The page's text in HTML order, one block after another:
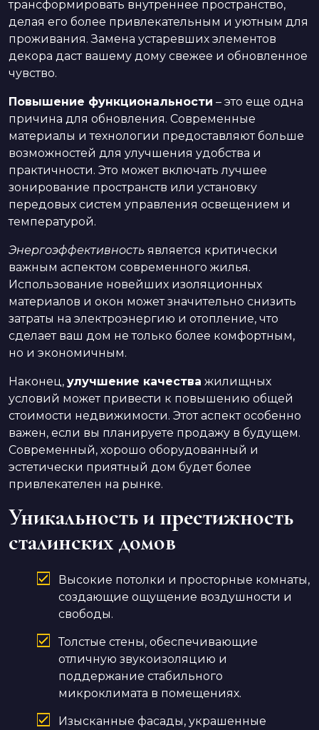
трансформировать внутреннее пространство,
делая его более привлекательным и уютным для
проживания. Замена устаревших элементов
декора даст вашему дому свежее и обновленное
чувство.
Повышение функциональности – это еще одна
причина для обновления. Современные
материалы и технологии предоставляют больше
возможностей для улучшения удобства и
практичности. Это может включать лучшее
зонирование пространств или установку
передовых систем управления освещением и
температурой.
Энергоэффективность является критически
важным аспектом современного жилья.
Использование новейших изоляционных
материалов и окон может значительно снизить
затраты на электроэнергию и отопление, что
сделает ваш дом не только более комфортным,
но и экономичным.
Наконец, улучшение качества жилищных
условий может привести к повышению общей
стоимости недвижимости. Этот аспект особенно
важен, если вы планируете продажу в будущем.
Современный, хорошо оборудованный и
эстетически приятный дом будет более
привлекателен на рынке.
Уникальность и престижность
сталинских домов
Высокие потолки и просторные комнаты,
создающие ощущение воздушности и
свободы.
Толстые стены, обеспечивающие
отличную звукоизоляцию и
поддержание стабильного
микроклимата в помещениях.
Изысканные фасады, украшенные